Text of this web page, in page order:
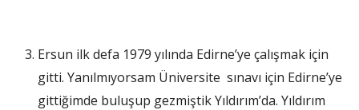
Ersun ilk defa 1979 yılında Edirne’ye çalışmak için
gitti. Yanılmıyorsam Üniversite sınavı için Edirne’ye
gittiğimde buluşup gezmiştik Yıldırım’da. Yıldırım